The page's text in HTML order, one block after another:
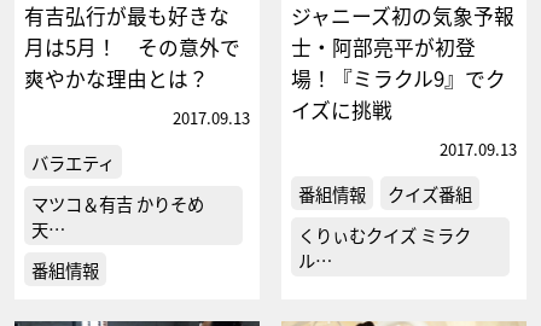
有吉弘行が最も好きな
月は5月！ その意外で
爽やかな理由とは？
2017.09.13
バラエティ
マツコ＆有吉 かりそめ
天…
番組情報
ジャニーズ初の気象予報
士・阿部亮平が初登
場！『ミラクル9』でク
イズに挑戦
2017.09.13
番組情報
クイズ番組
くりぃむクイズ ミラク
ル…